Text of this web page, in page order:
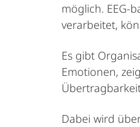
möglich. EEG-
verarbeitet,
Es gibt
Emotionen,
Dabei wird